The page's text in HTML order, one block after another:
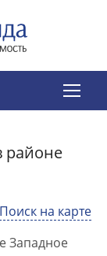
районе
Поиск на карте
Западное